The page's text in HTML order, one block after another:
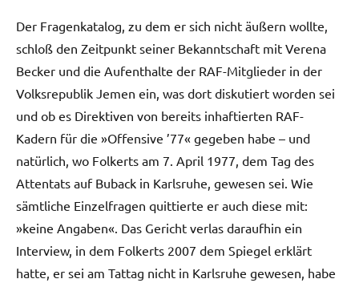
Der Fragenkatalog, zu dem er sich nicht äußern wollte,
schloß den Zeitpunkt seiner Bekanntschaft mit Verena
Becker und die Aufenthalte der RAF-Mitglieder in der
Volksrepublik Jemen ein, was dort diskutiert worden sei
und ob es Direktiven von bereits inhaftierten RAF-
Kadern für die »Offensive ’77« gegeben habe – und
natürlich, wo Folkerts am 7. April 1977, dem Tag des
Attentats auf Buback in Karlsruhe, gewesen sei. Wie
sämtliche Einzelfragen quittierte er auch diese mit:
»keine Angaben«. Das Gericht verlas daraufhin ein
Interview, in dem Folkerts 2007 dem Spiegel erklärt
hatte, er sei am Tattag nicht in Karlsruhe gewesen, habe